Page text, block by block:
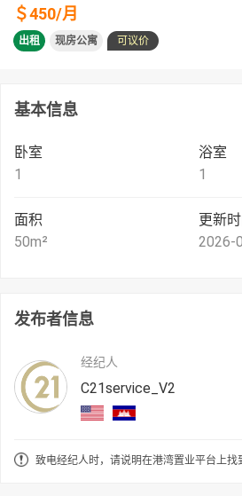
＄450/月
出租 现房公寓 可议价
基本信息
卧室
1
浴室
1
面积
50m²
更新
2026-
发布者信息
经纪人
C21service_V2
致电经纪人时，请说明在港湾置业平台上找